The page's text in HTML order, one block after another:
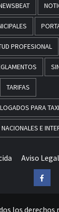
PROFESIONAL
TARIFAS
PARA TAXI
E
Aviso Legal
los derechos